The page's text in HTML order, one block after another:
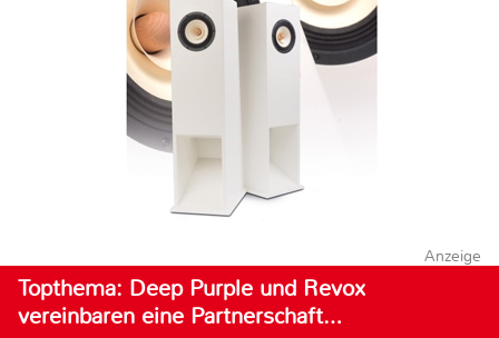
Anzeige
Topthema: Deep Purple und Revox
vereinbaren eine Partnerschaft…